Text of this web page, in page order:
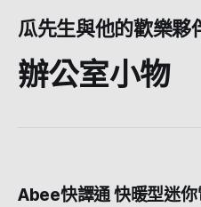
瓜先生與他的歡樂夥
辦公室小物
Abee快譯通 快暖型迷